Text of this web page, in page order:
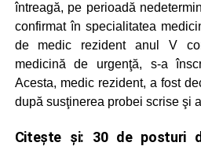
întreagă, pe perioadă
confirmat în specialitatea
de medic rezident anul V
medicină de urgenţă, s-a
Acesta, medic rezident, a fost
după susţinerea probei scrise şi
Citește și: 30 de posturi